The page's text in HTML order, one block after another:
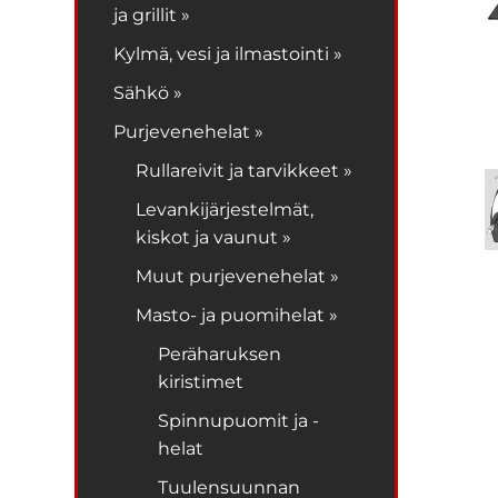
ja grillit »
Kylmä, vesi ja ilmastointi »
Sähkö »
Purjevenehelat »
Rullareivit ja tarvikkeet »
Levankijärjestelmät,
kiskot ja vaunut »
Muut purjevenehelat »
Masto- ja puomihelat »
Peräharuksen
kiristimet
Spinnupuomit ja -
helat
Tuulensuunnan